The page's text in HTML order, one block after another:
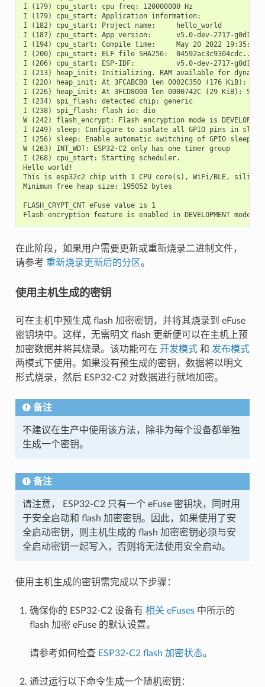
I (179) cpu_start: cpu freq: 120000000 Hz
I (179) cpu_start: Application information:
I (182) cpu_start: Project name:     hello_world
I (187) cpu_start: App version:      v5.0-dev-2717-
I (194) cpu_start: Compile time:     May 20 2022 19:35:55
I (200) cpu_start: ELF file SHA256:  04592ac3c9304cdc...
I (206) cpu_start: ESP-IDF:          v5.0-dev-2717-
I (213) heap_init: Initializing. RAM available for
I (220) heap_init: At 3FCABCB0 len 0002C350 (176 KiB): D/
I (226) heap_init: At 3FCD8000 len 0000742C (29 KiB): STACK/
I (234) spi_flash: detected chip: generic
I (238) spi_flash: flash io: dio
W (242) flash_encrypt: Flash encryption mode is
I (249) sleep: Configure to isolate all GPIO pins in
I (256) sleep: Enable automatic switching of GPIO sleep
W (263) INT_WDT: ESP32-C2 only has one timer group
I (268) cpu_start: Starting scheduler.
Hello world!
This is esp32c2 chip with 1 CPU core(s), WiFi/BLE,
Minimum free heap size: 195052 bytes
FLASH_CRYPT_CNT eFuse value is 1
在此阶段，如果用户需要更新或重新烧录二进制文件，
请参考 重新烧录更新后的分区。
使用主机生成的密钥
可在主机中预生成 flash 加密密钥，并将其烧录到 eFuse
密钥块中。这样，无需明文 flash 更新便可以在主机上预
加密数据并将其烧录。该功能可在 开发模式和 发布模式
两模式下使用。如果没有预生成的密钥，数据将以明文
形式烧录，然后 ESP32-C2 对数据进行就地加密。
备注
不建议在生产中使用该方法，除非为每个设备都单独
生成一个密钥。
备注
请注意， ESP32-C2 只有一个 eFuse 密钥块，同时用
于安全启动和 flash 加密密钥。因此，如果使用了安
全启动密钥，则主机生成的 flash 加密密钥必须与安
全启动密钥一起写入，否则将无法使用安全启动。
使用主机生成的密钥需完成以下步骤：
确保你的 ESP32-C2 设备有 相关 eFuses中所示的
flash 加密 eFuse 的默认设置。
请参考如何检查 ESP32-C2 flash 加密状态。
通过运行以下命令生成一个随机密钥：